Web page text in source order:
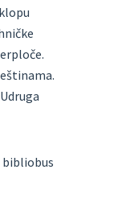
bibliobus